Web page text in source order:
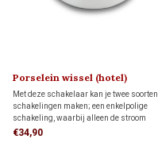
Porselein wissel (hotel)
schakelaar
Met deze schakelaar kan je twee soorten
schakelingen maken; een enkelpolige
schakeling, waarbij alleen de stroom
voerende draad wordt onderbroken. Een
€34,90